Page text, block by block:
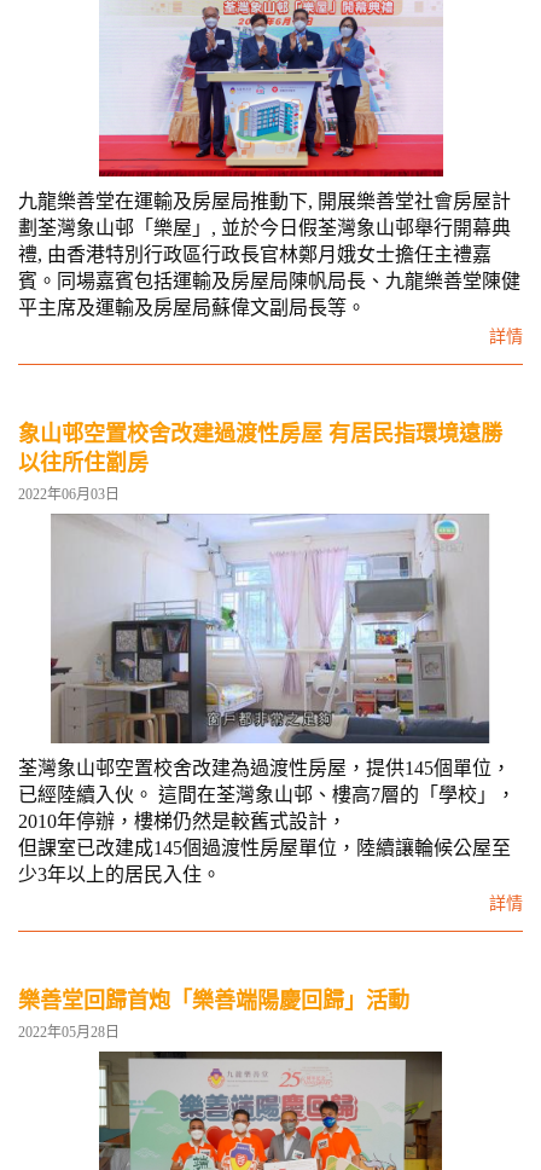
九龍樂善堂在運輸及房屋局推動下, 開展樂善堂社會房屋計
劃荃灣象山邨「樂屋」, 並於今日假荃灣象山邨舉行開幕典
禮, 由香港特別行政區行政長官林鄭月娥女士擔任主禮嘉
賓。同場嘉賓包括運輸及房屋局陳帆局長、九龍樂善堂陳健
平主席及運輸及房屋局蘇偉文副局長等。
詳情
象山邨空置校舍改建過渡性房屋 有居民指環境遠勝
以往所住劏房
2022年06月03日
荃灣象山邨空置校舍改建為過渡性房屋，提供145個單位，
已經陸續入伙。 這間在荃灣象山邨、樓高7層的「學校」，
2010年停辦，樓梯仍然是較舊式設計，
但課室已改建成145個過渡性房屋單位，陸續讓輪候公屋至
少3年以上的居民入住。
詳情
樂善堂回歸首炮「樂善端陽慶回歸」活動
2022年05月28日